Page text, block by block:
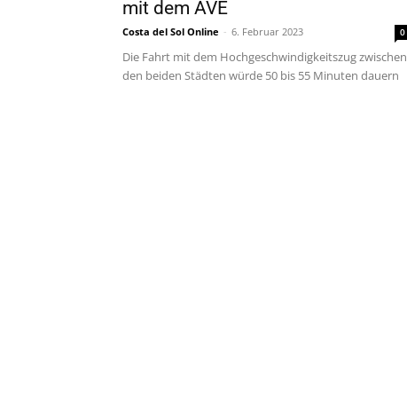
mit dem AVE
Costa del Sol Online - 6. Februar 2023 0
Die Fahrt mit dem Hochgeschwindigkeitszug zwischen
den beiden Städten würde 50 bis 55 Minuten dauern